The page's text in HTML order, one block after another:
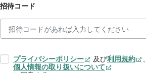
招待コード
プライバシーポリシー 及び利用規約
、
個人情報の取り扱いについて